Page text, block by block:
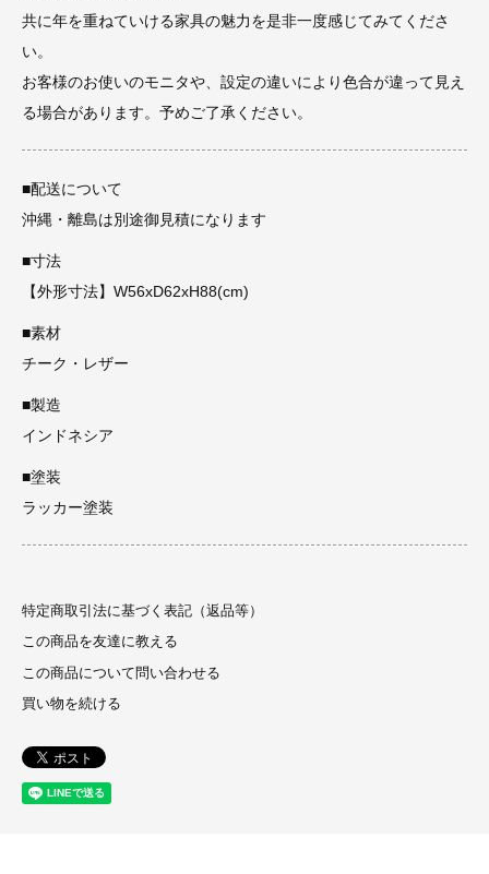
共に年を重ねていける家具の魅力を是非一度感じてみてくださ
い。
お客様のお使いのモニタや、設定の違いにより色合が違って見え
る場合があります。予めご了承ください。
■配送について
沖縄・離島は別途御見積になります
■寸法
【外形寸法】W56xD62xH88(cm)
■素材
チーク・レザー
■製造
インドネシア
■塗装
ラッカー塗装
特定商取引法に基づく表記（返品等）
この商品を友達に教える
この商品について問い合わせる
買い物を続ける